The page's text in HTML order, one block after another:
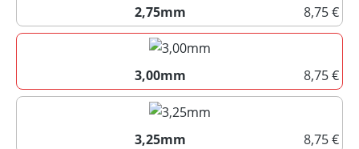
2,75mm
8,75 €
2,75mm
3,00mm
8,75 €
3,00mm
3,25mm
8,75 €